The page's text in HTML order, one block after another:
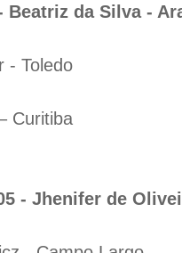
Beatriz da Silva -
- Toledo
Curitiba
- Jhenifer de